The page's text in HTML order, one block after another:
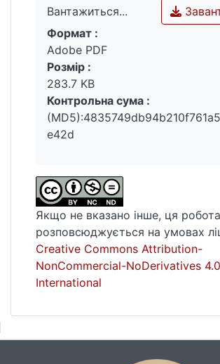
Вантажиться...
Вантажиться...
Формат :
Adobe PDF
Розмір :
283.7 KB
Контрольна сума :
e42d
Якщо не вказано інше, ця робота
розповсюджується на умовах
Creative Commons Attribution-
NonCommercial-NoDerivatives 4.0
International